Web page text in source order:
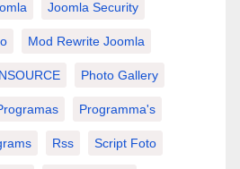
Joomla Security
Mod Rewrite Joomla
Photo Gallery
Programma's
Rss Script Foto